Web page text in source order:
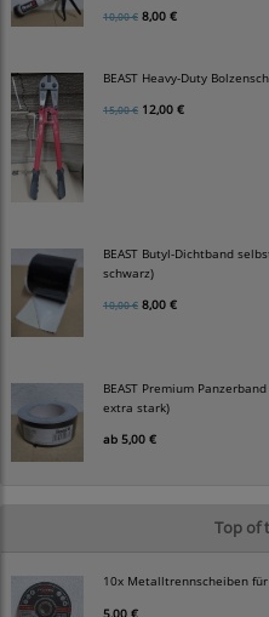
10,00 € 8,00 €
BEAST Heavy-Duty
15,00 € 12,00 €
BEAST Butyl-Dichtband
schwarz)
10,00 € 8,00 €
BEAST Premium
extra stark)
ab 5,00 €
Top of
10x Metalltrennscheiben
5,00 €